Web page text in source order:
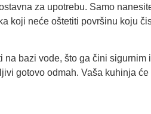
za upotrebu. Samo
koji neće oštetiti površinu koju
bazi vode, što ga čini sigurnim
gotovo odmah. Vaša kuhinja